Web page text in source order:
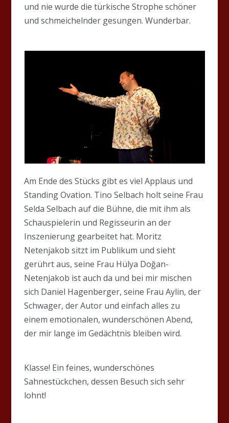
und nie wurde die türkische Strophe schöner
und schmeichelnder gesungen. Wunderbar.
Am Ende des Stücks gibt es viel Applaus und
Standing Ovation. Tino Selbach holt seine Frau
Selda Selbach auf die Bühne, die mit ihm als
Schauspielerin und Regisseurin an der
Inszenierung gearbeitet hat. Moritz
Netenjakob sitzt im Publikum und sieht
gerührt aus, seine Frau Hülya Doğan-
Netenjakob ist auch da und bei mir mischen
sich Daniel Hagenberger, seine Frau Aylin, der
Schwager, der Autor und einfach alles zu
einem emotionalen, wunderschönen Abend,
der mir lange im Gedächtnis bleiben wird.
Klasse! Ein feines, wunderschönes
Sahnestückchen, dessen Besuch sich sehr
lohnt!